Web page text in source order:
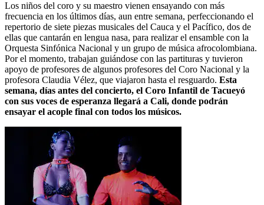
Los niños del coro y su maestro vienen ensayando con más
frecuencia en los últimos días, aun entre semana, perfeccionando el
repertorio de siete piezas musicales del Cauca y el Pacífico, dos de
ellas que cantarán en lengua nasa, para realizar el ensamble con la
Orquesta Sinfónica Nacional y un grupo de música afrocolombiana.
Por el momento, trabajan guiándose con las partituras y tuvieron
apoyo de profesores de algunos profesores del Coro Nacional y la
profesora Claudia Vélez, que viajaron hasta el resguardo. Esta
semana, días antes del concierto, el Coro Infantil de Tacueyó
con sus voces de esperanza llegará a Cali, donde podrán
ensayar el acople final con todos los músicos.